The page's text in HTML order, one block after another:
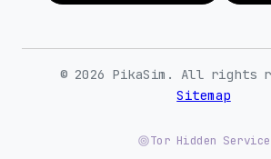
© 2026 PikaSim. All rights
Sitemap
Tor Hidden Service